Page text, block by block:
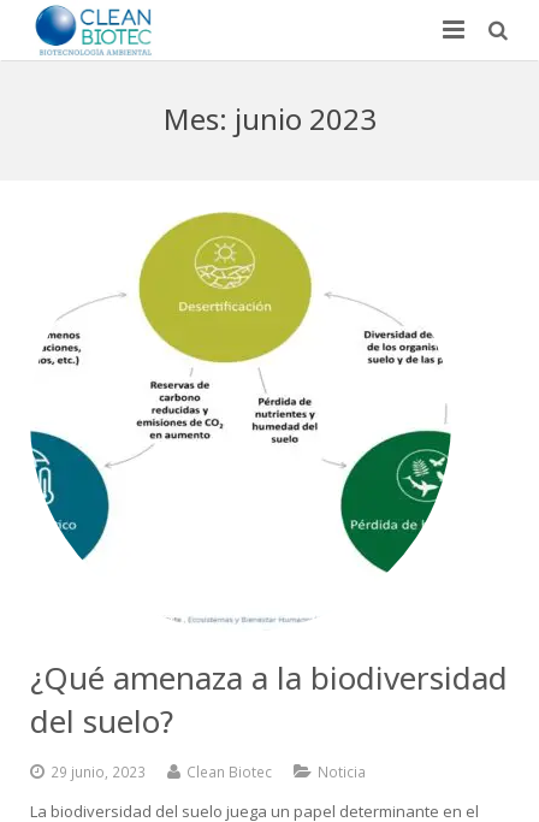
Blog
Contacto
English
Mes: junio 2023
¿Qué amenaza a la biodiversidad
del suelo?
29 junio, 2023 Clean Biotec Noticia
La biodiversidad del suelo juega un papel determinante en el